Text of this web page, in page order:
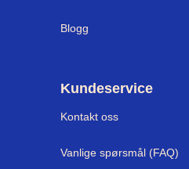
Blogg
Kundeservice
Kontakt oss
Vanlige spørsmål (FAQ)